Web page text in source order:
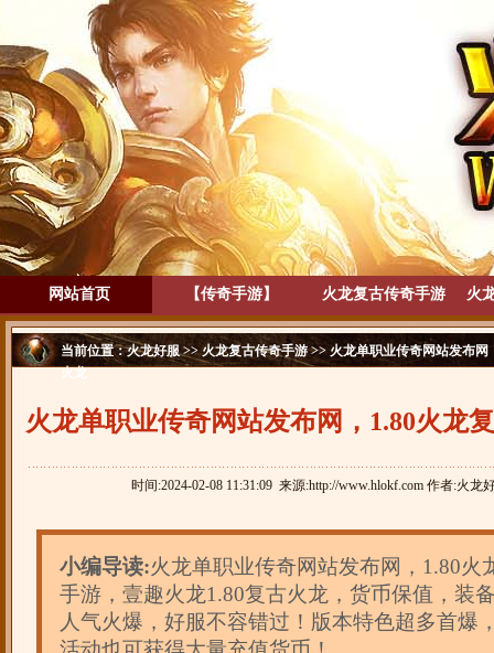
网站首页 【传奇手游】 火龙复古传奇手游 火
当前位置：火龙好服>>火龙复古传奇手游>> 火龙单职业传奇网站发布网
火龙
火龙单职业传奇网站发布网，1.80火龙
游，壹趣火龙
时间:2024-02-08 11:31:09 来源:http://www.hlokf.com 作者:火龙
小编导读:火龙单职业传奇网站发布网，1.80火
手游，壹趣火龙1.80复古火龙，货币保值，装
人气火爆，好服不容错过！版本特色超多首爆